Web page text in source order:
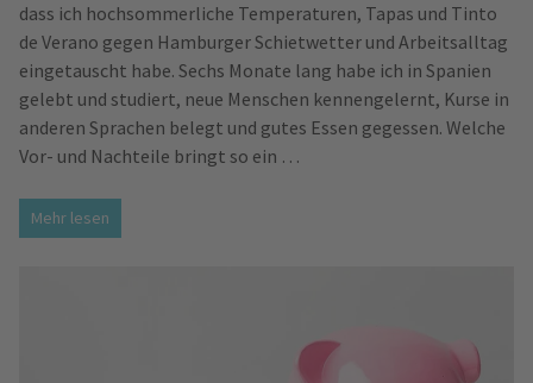
dass ich hochsommerliche Temperaturen, Tapas und Tinto
de Verano gegen Hamburger Schietwetter und Arbeitsalltag
eingetauscht habe. Sechs Monate lang habe ich in Spanien
gelebt und studiert, neue Menschen kennengelernt, Kurse in
anderen Sprachen belegt und gutes Essen gegessen. Welche
Vor- und Nachteile bringt so ein …
Mehr lesen